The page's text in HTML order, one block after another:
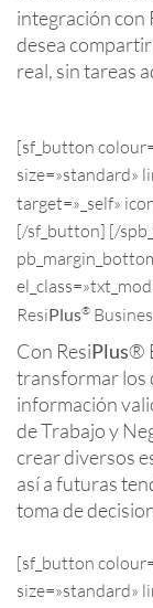
integración con
desea
real, sin tareas
[sf_button
size=»standard»
target=»_self»
[/sf_button] [/
ResiPlus®
Con ResiPlus®
transformar los
información
de Trabajo y
crear diversos
así a futuras
toma de
[sf_button
size=»standard»